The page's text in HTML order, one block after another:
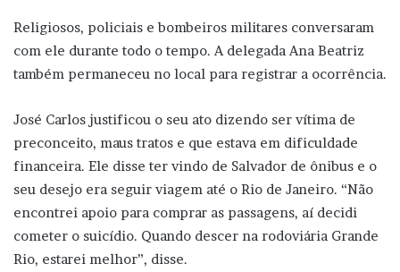
Religiosos, policiais e bombeiros militares conversaram
com ele durante todo o tempo. A delegada Ana Beatriz
também permaneceu no local para registrar a ocorrência.
José Carlos justificou o seu ato dizendo ser vítima de
preconceito, maus tratos e que estava em dificuldade
financeira. Ele disse ter vindo de Salvador de ônibus e o
seu desejo era seguir viagem até o Rio de Janeiro. “Não
encontrei apoio para comprar as passagens, aí decidi
cometer o suicídio. Quando descer na rodoviária Grande
Rio, estarei melhor”, disse.